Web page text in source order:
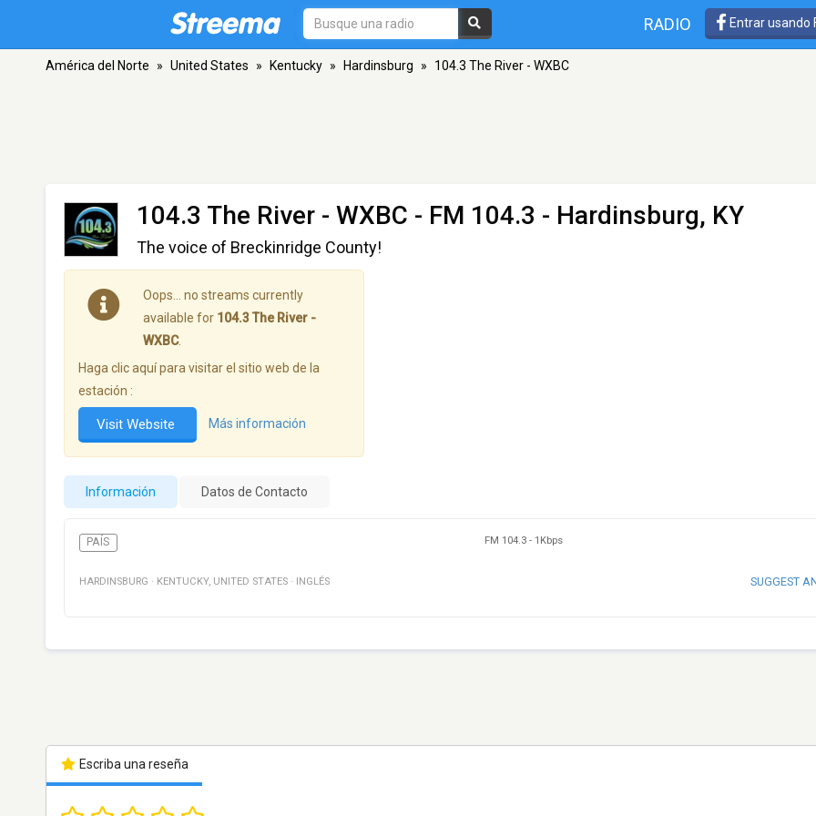
RADIO Entrar usando
América del Norte » United States » Kentucky » Hardinsburg » 104.3 The River - WXBC
104.3 The River - WXBC - FM 104.3 - Hardinsburg, KY
The voice of Breckinridge County!
Oops… no streams currently
available for 104.3 The River -
WXBC.
Haga clic aquí para visitar el sitio web de la
estación :
Visit Website Más información
Información Datos de Contacto
PAÍS FM 104.3 - 1Kbps
HARDINSBURG · KENTUCKY, UNITED STATES · INGLÉS SUGGEST
Escriba una reseña